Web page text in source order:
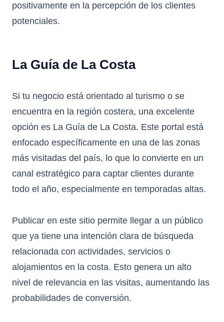
positivamente en la percepción de los clientes
potenciales.
La Guía de La Costa
Si tu negocio está orientado al turismo o se
encuentra en la región costera, una excelente
opción es La Guía de La Costa. Este portal está
enfocado específicamente en una de las zonas
más visitadas del país, lo que lo convierte en un
canal estratégico para captar clientes durante
todo el año, especialmente en temporadas altas.
Publicar en este sitio permite llegar a un público
que ya tiene una intención clara de búsqueda
relacionada con actividades, servicios o
alojamientos en la costa. Esto genera un alto
nivel de relevancia en las visitas, aumentando las
probabilidades de conversión.